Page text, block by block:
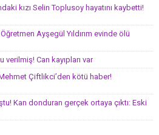
kızı Selin Toplusoy hayatını kaybetti!
Ayşegül Yıldırım evinde ölü
Can kayıpları var
Çiftlikci’den kötü haber!
Kan donduran gerçek ortaya çıktı: Eski